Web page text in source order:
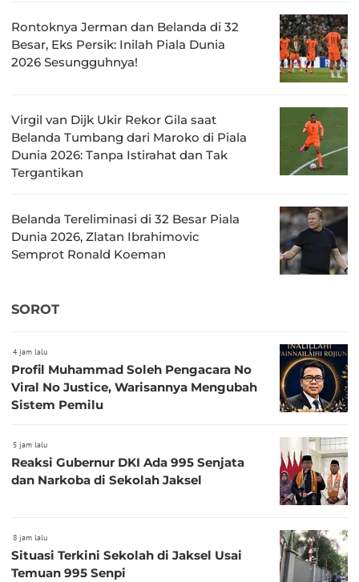
Rontoknya Jerman dan Belanda di 32
Besar, Eks Persik: Inilah Piala Dunia
2026 Sesungguhnya!
Virgil van Dijk Ukir Rekor Gila saat
Belanda Tumbang dari Maroko di Piala
Dunia 2026: Tanpa Istirahat dan Tak
Tergantikan
Belanda Tereliminasi di 32 Besar Piala
Dunia 2026, Zlatan Ibrahimovic
Semprot Ronald Koeman
SOROT
4 jam lalu
Profil Muhammad Soleh Pengacara No
Viral No Justice, Warisannya Mengubah
Sistem Pemilu
5 jam lalu
Reaksi Gubernur DKI Ada 995 Senjata
dan Narkoba di Sekolah Jaksel
8 jam lalu
Situasi Terkini Sekolah di Jaksel Usai
Temuan 995 Senpi